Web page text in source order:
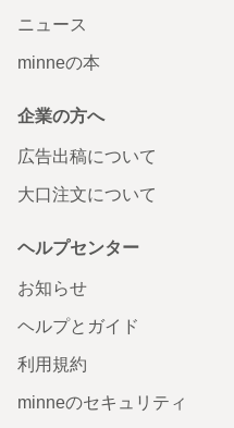
ニュース
minneの本
企業の方へ
広告出稿について
大口注文について
ヘルプセンター
お知らせ
ヘルプとガイド
利用規約
minneのセキュリティ